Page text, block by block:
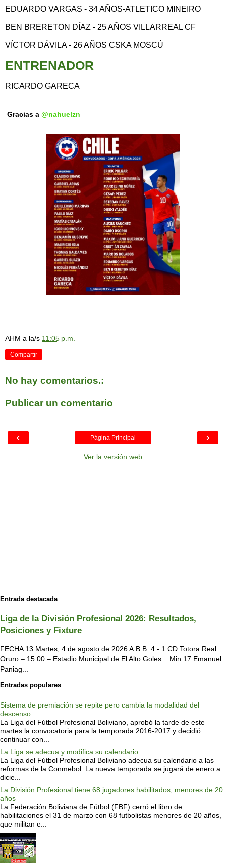
EDUARDO VARGAS - 34 AÑOS-ATLETICO MINEIRO
BEN BRERETON DÍAZ - 25 AÑOS VILLARREAL CF
VÍCTOR DÁVILA - 26 AÑOS CSKA MOSCÚ
ENTRENADOR
RICARDO GARECA
Gracias a @nahuelzn
AHM a la/s 11:05 p.m.
Compartir
No hay comentarios.:
Publicar un comentario
‹ ›
Página Principal
Ver la versión web
Entrada destacada
Liga de la División Profesional 2026: Resultados,
Posiciones y Fixture
FECHA 13 Martes, 4 de agosto de 2026 A.B.B. 4 - 1 CD Totora Real
Oruro – 15:00 – Estadio Municipal de El Alto Goles: Min 17 Emanuel
Paniag...
Entradas populares
Sistema de premiación se repite pero cambia la modalidad del
descenso
La Liga del Fútbol Profesional Boliviano, aprobó la tarde de este
martes la convocatoria para la temporada 2016-2017 y decidió
continuar con...
La Liga se adecua y modifica su calendario
La Liga del Fútbol Profesional Boliviano adecua su calendario a las
reformas de la Conmebol. La nueva temporada se jugará de enero a
dicie...
La División Profesional tiene 68 jugadores habilitados, menores de 20
años
La Federación Boliviana de Fútbol (FBF) cerró el libro de
habilitaciones el 31 de marzo con 68 futbolistas menores de 20 años,
que militan e...